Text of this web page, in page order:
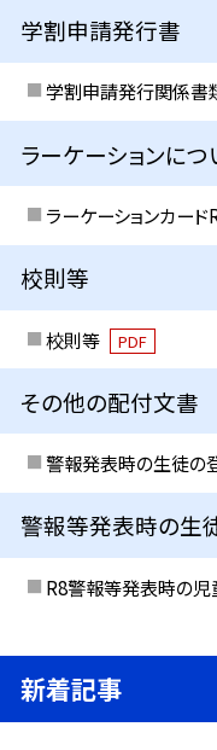
学割申請発行書
学割申請発行関係書
ラーケーションにつ
ラーケーションカード
校則等
校則等 PDF
その他の配付文書
警報発表時の生徒の
警報等発表時の生
R8警報等発表時の
新着記事